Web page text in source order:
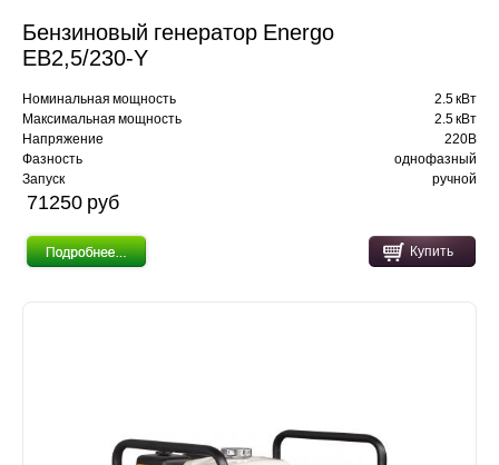
Бензиновый генератор Energo
EB2,5/230-Y
Номинальная мощность
2.5 кВт
Максимальная мощность
2.5 кВт
Напряжение
220В
Фазность
однофазный
Запуск
ручной
71250 pуб
Купить